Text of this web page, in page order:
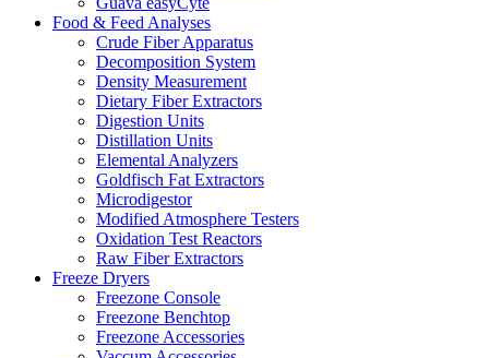
Food & Feed Analyses
Crude Fiber Apparatus
Decomposition System
Density Measurement
Dietary Fiber Extractors
Digestion Units
Distillation Units
Elemental Analyzers
Goldfisch Fat Extractors
Microdigestor
Modified Atmosphere Testers
Oxidation Test Reactors
Raw Fiber Extractors
Freeze Dryers
Freezone Console
Freezone Benchtop
Freezone Accessories